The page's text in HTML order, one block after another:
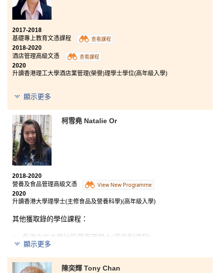
2017-2018
基礎專上教育文憑課程
查看課程
2018-2020
酒店管理高級文憑
查看課程
2020
升讀香港理工大學酒店業管理(榮譽)理學士學位(高年級入學)
時間過得很快，我已完成在港大保良何鴻燊社區書院的
兩年課程，並即將入讀香港理工大學。酒店管理高級文
憑課程除了讓學生學習到書本上的知識外，也提供了實
習機會，我曾被安排於一所豪華酒店進行實習，汲取到
實際的工作經驗。現在我已準備好迎接日後的挑戰。我
很感謝書院的講師們和學生輔導主任所給予我的鼓勵，
無論我在學習上或升學方面有甚麼困難，他們都很樂意
協助。
顯示更多
柯雪堯 Natalie Or
2018-2020
營養及食品管理高級文憑
View New Programme
2020
升讀香港大學理學士(主修食品及營養科學)(高年級入學)
其他獲取錄的學位課程：
香港中文大學社區健康理學士(兩年制課程)
級入學)
顯示更多
陳奕輝 Tony Chan